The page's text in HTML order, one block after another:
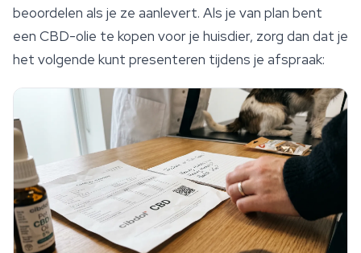
beoordelen als je ze aanlevert. Als je van plan bent
een CBD-olie te kopen voor je huisdier, zorg dan dat je
het volgende kunt presenteren tijdens je afspraak: